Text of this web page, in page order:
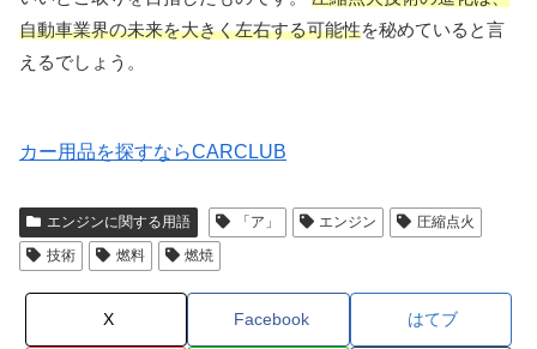
自動車業界の未来を大きく左右する可能性を秘めていると言
えるでしょう。
カー用品を探すならCARCLUB
エンジンに関する用語 「ア」 エンジン
圧縮点火
技術
燃料 燃焼
X Facebook はてブ